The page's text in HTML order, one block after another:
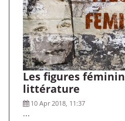
Les figures
littérature
10 Apr 2018, 11:37
...